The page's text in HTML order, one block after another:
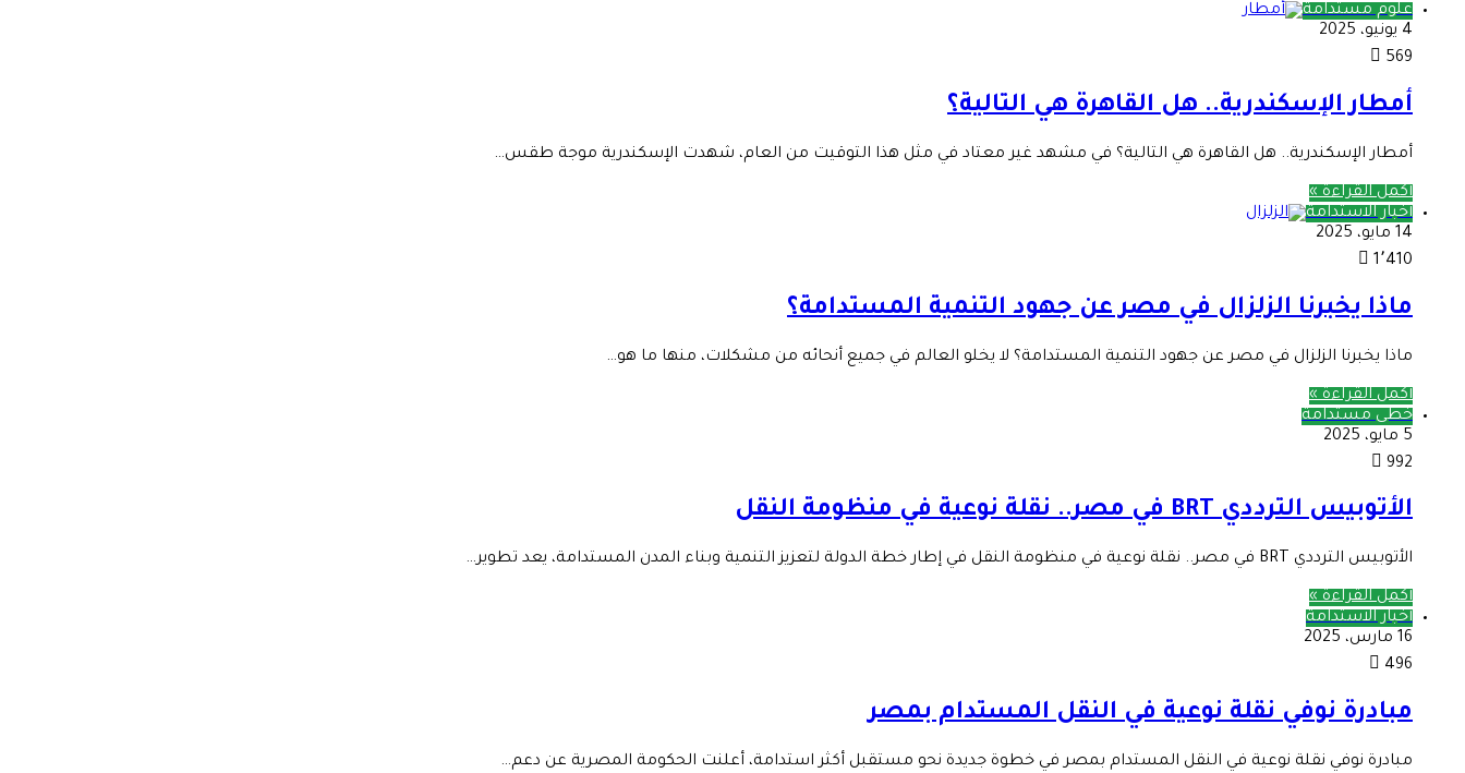
علوم مستدامة
4 يونيو، 2025
569
أمطار الإسكندرية.. هل القاهرة هي التالية؟
أمطار الإسكندرية.. هل القاهرة هي التالية؟ في مشهد غير معتاد في مثل هذا التوقيت من العام، شهدت الإسكندرية موجة طقس…
أكمل القراءة »
أخبار الاستدامة
14 مايو، 2025
1٬410
ماذا يخبرنا الزلزال في مصر عن جهود التنمية المستدامة؟
ماذا يخبرنا الزلزال في مصر عن جهود التنمية المستدامة؟ لا يخلو العالم في جميع أنحائه من مشكلات، منها ما هو…
أكمل القراءة »
خطى مستدامة
5 مايو، 2025
992
الأتوبيس الترددي BRT في مصر.. نقلة نوعية في منظومة النقل
الأتوبيس الترددي BRT في مصر.. نقلة نوعية في منظومة النقل في إطار خطة الدولة لتعزيز التنمية وبناء المدن المستدامة، يعد تطوير…
أكمل القراءة »
أخبار الاستدامة
16 مارس، 2025
496
مبادرة نوفي نقلة نوعية في النقل المستدام بمصر
مبادرة نوفي نقلة نوعية في النقل المستدام بمصر في خطوة جديدة نحو مستقبل أكثر استدامة، أعلنت الحكومة المصرية عن دعم…